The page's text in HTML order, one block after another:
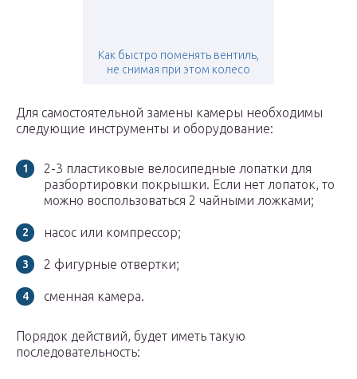
Как быстро поменять вентиль,
не снимая при этом колесо
Для самостоятельной замены камеры необходимы
следующие инструменты и оборудование:
2-3 пластиковые велосипедные лопатки для
разбортировки покрышки. Если нет лопаток, то
можно воспользоваться 2 чайными ложками;
насос или компрессор;
2 фигурные отвертки;
сменная камера.
Порядок действий, будет иметь такую
последовательность: